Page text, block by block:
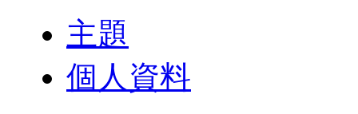
主題
個人資料